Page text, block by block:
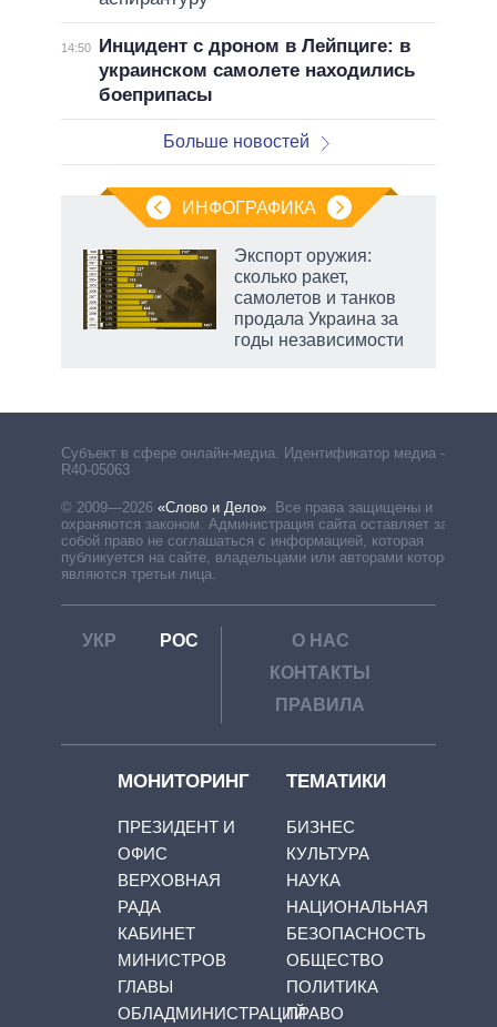
14:50
Инцидент с дроном в Лейпциге: в
украинском самолете находились
боеприпасы
Больше новостей
ИНФОГРАФИКА
Экспорт оружия:
сколько ракет,
самолетов и танков
продала Украина за
годы независимости
Субъект в сфере онлайн-медиа. Идентификатор медиа –
R40-05063
© 2009—2026 «Слово и Дело». Все права защищены и
охраняются законом. Администрация сайта оставляет за
собой право не соглашаться с информацией, которая
публикуется на сайте, владельцами или авторами которой
являются третьи лица.
УКР РОС
О НАС
КОНТАКТЫ
ПРАВИЛА
МОНИТОРИНГ
ПРЕЗИДЕНТ И
ОФИС
ВЕРХОВНАЯ
РАДА
КАБИНЕТ
МИНИСТРОВ
ГЛАВЫ
ОБЛАДМИНИСТРАЦИЙ
ТЕМАТИКИ
БИЗНЕС
КУЛЬТУРА
НАУКА
НАЦИОНАЛЬНАЯ
БЕЗОПАСНОСТЬ
ОБЩЕСТВО
ПОЛИТИКА
ПРАВО